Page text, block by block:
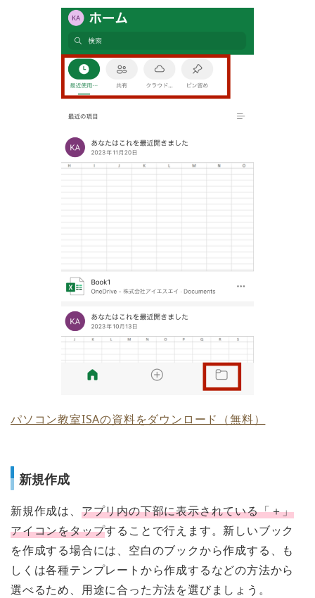
パソコン教室ISAの資料をダウンロード（無料）
新規作成
新規作成は、 アプリ内の下部に表示されている「＋」
アイコンをタップすることで行えます。新しいブック
を作成する場合には、空白のブックから作成する、も
しくは各種テンプレートから作成するなどの方法から
選べるため、用途に合った方法を選びましょう。